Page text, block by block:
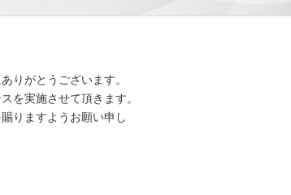
りがとうございます。
を実施させて頂きます。
りますようお願い申し